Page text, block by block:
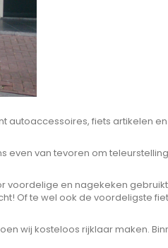
autoaccessoires, fiets artikelen
even van tevoren om
voordelige en nagekeken
Of te wel ook de voordeligste
wij kosteloos rijklaar maken.